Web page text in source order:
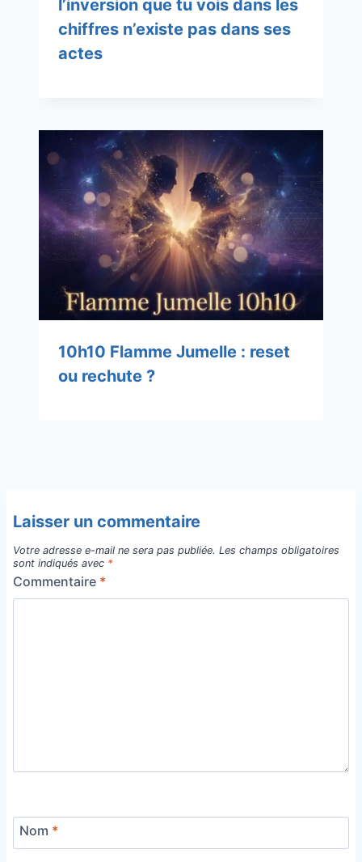
l’inversion que tu vois dans les
chiffres n’existe pas dans ses
actes
10h10 Flamme Jumelle : reset
ou rechute ?
Laisser un commentaire
Votre adresse e-mail ne sera pas publiée. Les champs obligatoires
sont indiqués avec *
Commentaire *
Nom *